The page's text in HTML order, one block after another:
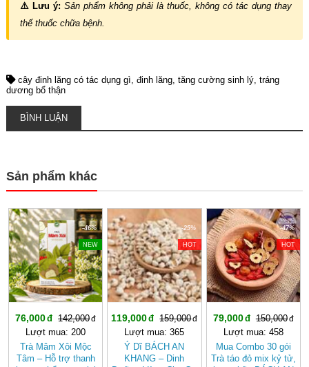
⚠️ Lưu ý: Sản phẩm không phải là thuốc, không có tác dụng thay
thế thuốc chữa bệnh.
cây đinh lăng có tác dụng gì đinh lăng tăng cường sinh lý tráng
dương bổ thận
BÌNH LUẬN
Sản phẩm khác
-46%
NEW
76,000
142,000
Lượt mua: 200
Trà Mâm Xôi Mộc
Tâm – Hỗ trợ thanh
-25%
HOT
119,000
159,000
Lượt mua: 365
Ý Dĩ BÁCH AN
KHANG – Dinh
-47%
HOT
79,000
150,000
Lượt mua: 458
Mua Combo 30 gói
Trà táo đỏ mix kỷ tử,